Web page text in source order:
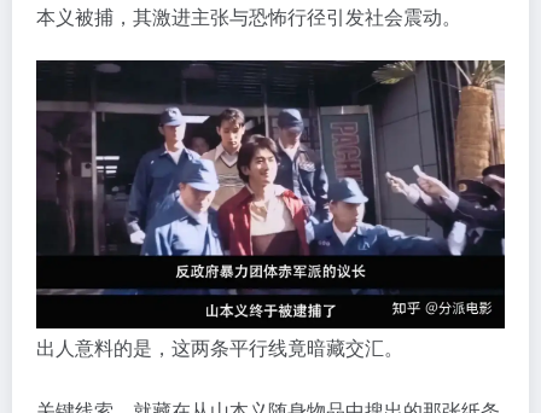
本义被捕，其激进主张与恐怖行径引发社会震动。
出人意料的是，这两条平行线竟暗藏交汇。